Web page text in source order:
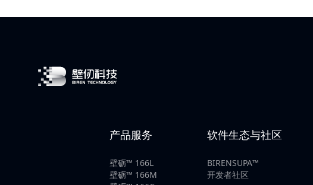
产品服务
壁砺™ 166L
壁砺™ 166M
软件生态与社区
BIRENSUPA™
开发者社区